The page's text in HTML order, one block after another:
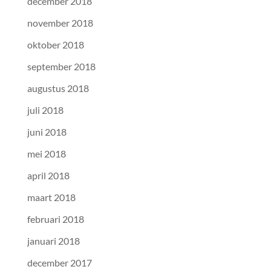
november 2018
oktober 2018
september 2018
augustus 2018
juli 2018
juni 2018
mei 2018
april 2018
maart 2018
februari 2018
januari 2018
december 2017